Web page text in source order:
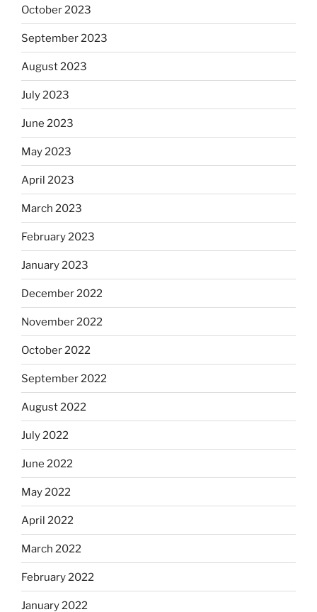
October 2023
September 2023
August 2023
July 2023
June 2023
May 2023
April 2023
March 2023
February 2023
January 2023
December 2022
November 2022
October 2022
September 2022
August 2022
July 2022
June 2022
May 2022
April 2022
March 2022
February 2022
January 2022